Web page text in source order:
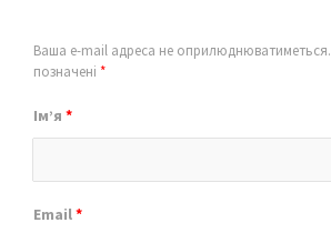
Ваша e-mail адреса не оприлюднюватиметься.
позначені *
Ім’я *
Email*